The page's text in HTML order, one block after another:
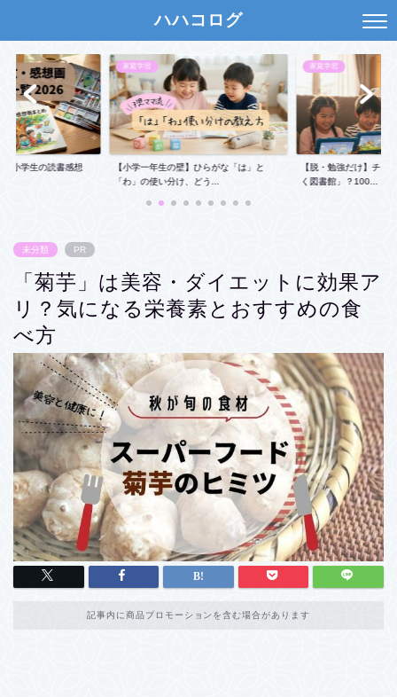
ハハコログ
ひらがな「は」と
家庭学習
【脱・勉強だけ】チャレンジタッチは「動
く図書館」？100...
現役ママのガチ推しアイテ
【保存版】学校の共同
Amazonで揃う本格...
未分類 PR
「菊芋」は美容・ダイエットに効果ア
リ？気になる栄養素とおすすめの食
べ方
記事内に商品プロモーションを含む場合があります